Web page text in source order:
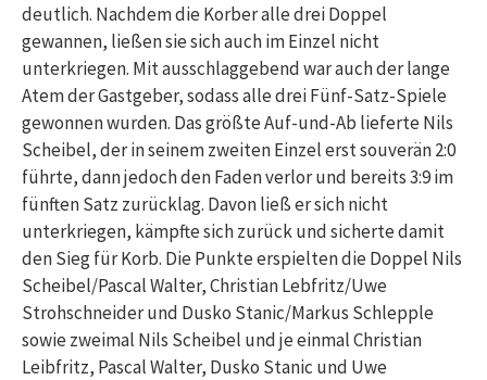
deutlich. Nachdem die Korber alle drei Doppel
gewannen, ließen sie sich auch im Einzel nicht
unterkriegen. Mit ausschlaggebend war auch der lange
Atem der Gastgeber, sodass alle drei Fünf-Satz-Spiele
gewonnen wurden. Das größte Auf-und-Ab lieferte Nils
Scheibel, der in seinem zweiten Einzel erst souverän 2:0
führte, dann jedoch den Faden verlor und bereits 3:9 im
fünften Satz zurücklag. Davon ließ er sich nicht
unterkriegen, kämpfte sich zurück und sicherte damit
den Sieg für Korb. Die Punkte erspielten die Doppel Nils
Scheibel/Pascal Walter, Christian Lebfritz/Uwe
Strohschneider und Dusko Stanic/Markus Schlepple
sowie zweimal Nils Scheibel und je einmal Christian
Leibfritz, Pascal Walter, Dusko Stanic und Uwe